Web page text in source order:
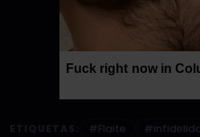
Fuck right now in
#Flaite